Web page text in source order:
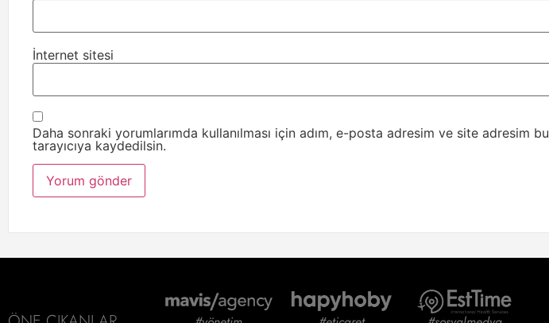
İnternet sitesi
Daha sonraki yorumlarımda kullanılması için adım, e-posta adresim ve site adresim bu
tarayıcıya kaydedilsin.